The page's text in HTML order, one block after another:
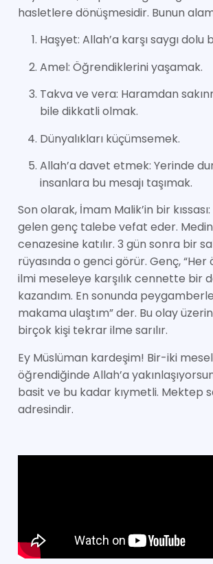
hasletlere dönüşmesidir. Bunun
Haşyet: Allah’a karşı saygı dolu
Amel: Öğrendiklerini yaşamak.
Takva ve vera: Haramdan
bile dikkatli olmak.
Dünyalıkları küçümsemek.
Allah’a davet etmek: Yerinde
insanlara bu mesajı taşımak.
Son olarak, İmam Malik’in bir
gelen genç talebe vefat eder.
cenazesine katılır. 3 gün sonra bir
rüyasında o genci görür. Genç,
ilmi meseleye karşılık cennette bir
kazandım. En sonunda
makama ulaştım” der. Bu olay
birçok kişi tekrar ilme sarılır.
Ey Müslüman kardeşim! Bir-iki
öğrendiğinde Allah’a
basit ve bu kadar kıymetli. Mektep
adresindir.